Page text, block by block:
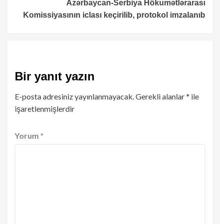
Azərbaycan-Serbiya Hökumətlərarası
Komissiyasının iclası keçirilib, protokol imzalanıb
Bir yanıt yazın
E-posta adresiniz yayınlanmayacak. Gerekli alanlar* ile
işaretlenmişlerdir
Yorum *